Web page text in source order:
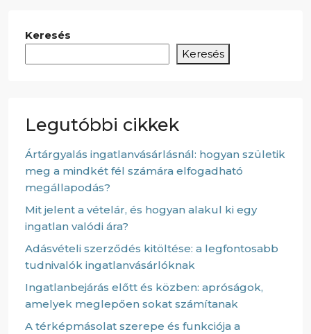
Keresés
Keresés
Legutóbbi cikkek
Ártárgyalás ingatlanvásárlásnál: hogyan születik
meg a mindkét fél számára elfogadható
megállapodás?
Mit jelent a vételár, és hogyan alakul ki egy
ingatlan valódi ára?
Adásvételi szerződés kitöltése: a legfontosabb
tudnivalók ingatlanvásárlóknak
Ingatlanbejárás előtt és közben: apróságok,
amelyek meglepően sokat számítanak
A térképmásolat szerepe és funkciója a